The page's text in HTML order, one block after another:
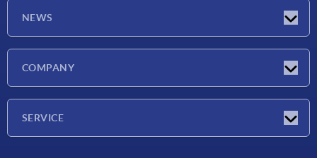
NEWS
COMPANY
SERVICE